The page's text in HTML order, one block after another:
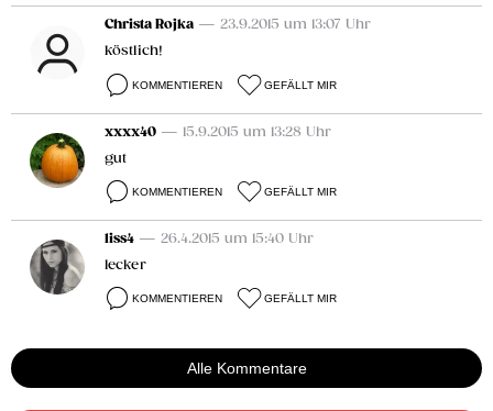
Christa Rojka — 23.9.2015 um 13:07 Uhr
köstlich!
KOMMENTIEREN GEFÄLLT MIR
xxxx40 — 15.9.2015 um 13:28 Uhr
gut
KOMMENTIEREN GEFÄLLT MIR
liss4 — 26.4.2015 um 15:40 Uhr
lecker
KOMMENTIEREN GEFÄLLT MIR
Alle Kommentare